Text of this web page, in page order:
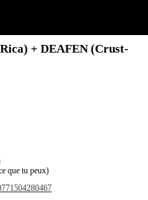
+ DEAFEN (Crust-
que tu peux)